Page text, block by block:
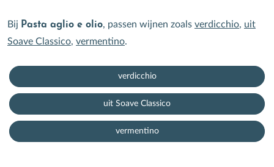
Bij Pasta aglio e olio, passen wijnen zoals verdicchio, uit
Soave Classico, vermentino.
verdicchio
uit Soave Classico
vermentino